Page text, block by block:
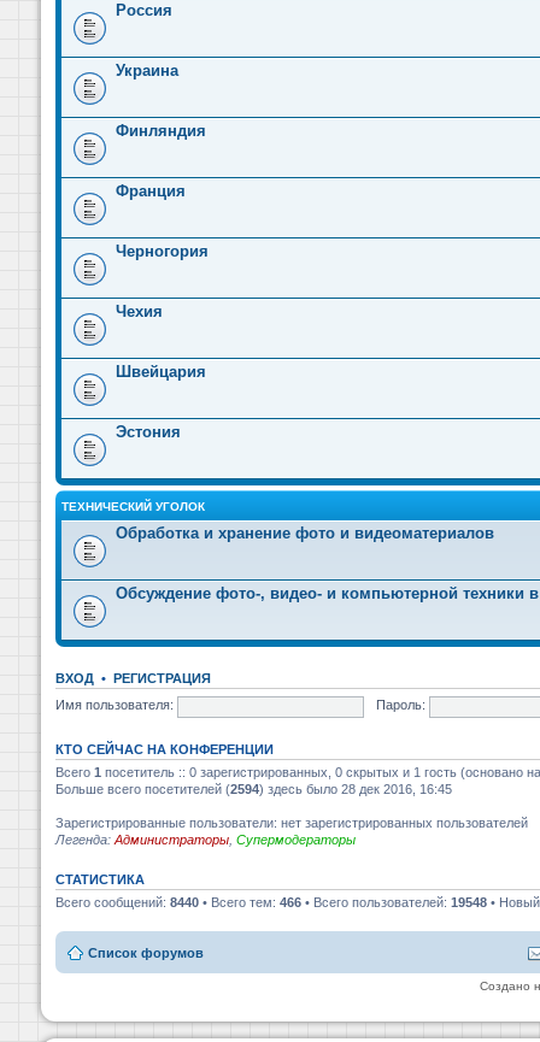
Россия
Украина
Финляндия
Франция
Черногория
Чехия
Швейцария
Эстония
ТЕХНИЧЕСКИЙ УГОЛОК
Обработка и хранение фото и видеоматериалов
Обсуждение фото-, видео- и компьютерной техники в
ВХОД • РЕГИСТРАЦИЯ
Имя пользователя:
Пароль:
КТО СЕЙЧАС НА КОНФЕРЕНЦИИ
Всего 1 посетитель :: 0 зарегистрированных, 0 скрытых и 1 гость (основано
Больше всего посетителей (2594) здесь было 28 дек 2016, 16:45
Зарегистрированные пользователи: нет зарегистрированных пользователей
Легенда: Администраторы Супермодераторы
СТАТИСТИКА
Всего сообщений: 8440 • Всего тем: 466 • Всего пользователей: 19548 •
Список форумов
Создано